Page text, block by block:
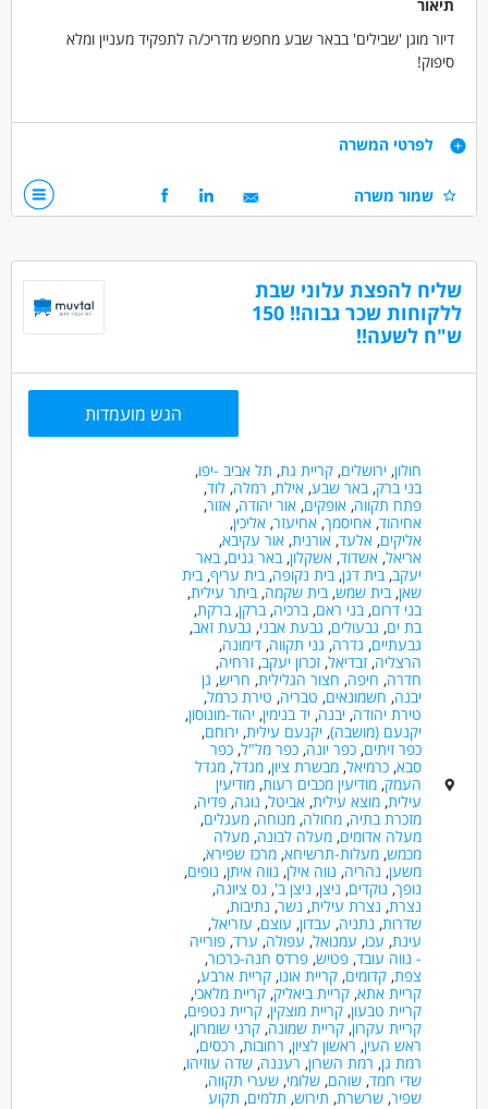
תיאור
דיור מוגן 'שבילים' בבאר שבע מחפש מדריכ/ה לתפקיד מעניין ומלא
סיפוק!
ליווי וסיוע למתמודדים בפיתוח מיומנויות אישיות,
בניה ועבודה על תוכנית השיקום של המתמודד/ת
תינתן הכשרה מקצועית קבועה!
עבודה במשרה מלאה עם שעות גמישות
אפשרויות פיתוח וקידום,
סבסוד לימודים לתואר טיפולי,
המלצה לתואר שני ועוד!
דרישות
אמפתיה ואסרטיביות
חינוך, הוראה והדרכה - מדריך/ה
כללי /ללא הכשרה - עובד/ת כללי
מדעי החברה - סטודנטים
עבודה מיידית
אקדמאים ללא נסיון
בני 40 פלוס
לפרטי המשרה
שמור משרה
שליח להפצת עלוני שבת
ללקוחות שכר גבוה!! 150
ש"ח לשעה!!
הגש מועמדות
חולון,ירושלים,קריית גת, תל אביב -יפו,
בני ברק,באר שבע,אילת, רמלה,לוד,
פתח תקווה,אופקים,אור יהודה,אזור,
אחיהוד,אחיסמך,אחיעזר,אליכין,
אליקים,אלעד,אורנית,אור עקיבא,
אריאל,אשדוד,אשקלון,באר גנים,באר
יעקב,בית דגן,בית נקופה,בית עריף,בית
שאן,בית שמש,בית שקמה,ביתר עילית,
בני דרום,בני ראם,ברכיה,ברקן,ברקת,
בת ים, גבעולים, גבעת אבני, גבעת זאב,
גבעתיים, גדרה, גני תקווה,דימונה,
הרצליה,זבדיאל,זכרון יעקב,זרחיה,
חדרה, חיפה, חצור הגלילית, חריש, גן
יבנה, חשמונאים, טבריה, טירת כרמל,
טירת יהודה,יבנה,יד בנימין,יהוד-מונוסון,
יקנעם (מושבה),יקנעם עילית,ירוחם,
כפר זיתים,כפר יונה,כפר מל"ל,כפר
סבא,כרמיאל,מבשרת ציון,מגדל,מגדל
העמק,מודיעין מכבים רעות,מודיעין
עילית,מוצא עילית,אביטל, נוגה,פדיה,
מזכרת בתיה,מחולה,מנוחה,מעגלים,
מעלה אדומים,מעלה לבונה,מעלה
מכמש,מעלות-תרשיחא,מרכז שפירא,
משען, נהריה, נווה אילן, נווה איתן, נופים,
נופך, נוקדים, ניצן, ניצן ב', נס ציונה,
נצרת, נצרת עילית, נשר, נתיבות,
שדרות, נתניה, עבדון, עוצם, עזריאל,
עינת, עכו, עמנואל, עפולה, ערד,פורייה
- נווה עובד,פטיש,פרדס חנה-כרכור,
צפת,קדומים,קריית אונו,קריית ארבע,
קריית אתא,קריית ביאליק,קריית מלאכי,
קריית טבעון,קריית מוצקין,קריית נטפים,
קריית עקרון,קריית שמונה,קרני שומרון,
ראש העין, ראשון לציון, רחובות, רכסים,
רמת גן, רמת השרון, רעננה,שדה עוזיהו,
שדי חמד,שוהם,שלומי,שערי תקווה,
שפיר,שרשרת, תירוש, תלמים, תקוע